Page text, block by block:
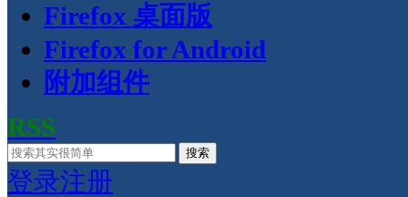
Firefox 桌面版
Firefox for Android
附加组件
RSS
搜索
登录注册